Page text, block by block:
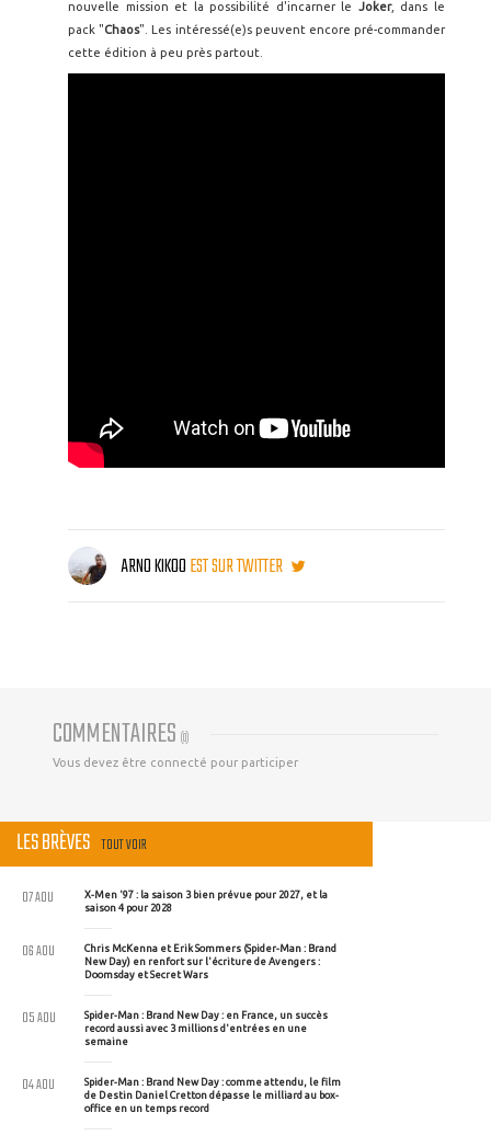
nouvelle mission et la possibilité d'incarner le Joker, dans le
pack "Chaos". Les intéressé(e)s peuvent encore pré-commander
cette édition à peu près partout.
ARNO KIKOOEST SUR TWITTER
COMMENTAIRES (0)
Vous devez être connecté pour participer
LES BRÈVES TOUT VOIR
X-Men '97 : la saison 3 bien prévue pour 2027, et la
saison 4 pour 2028
07 AOU
Chris McKenna et Erik Sommers (Spider-Man : Brand
New Day) en renfort sur l'écriture de Avengers :
Doomsday et Secret Wars
06 AOU
Spider-Man : Brand New Day : en France, un succès
record aussi avec 3 millions d'entrées en une
semaine
05 AOU
Spider-Man : Brand New Day : comme attendu, le film
de Destin Daniel Cretton dépasse le milliard au box-
office en un temps record
04 AOU